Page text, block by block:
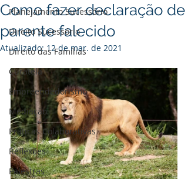
Planejamento Sucessório
Direito Sucessório
Direito das Famílias
Curatela
Empreendedorismo
Mediaçāo
Práticas Colaborativas
Reflexões
Palestras
Como fazer declaração de
parente falecido
Atualizado:12 de mar. de 2021